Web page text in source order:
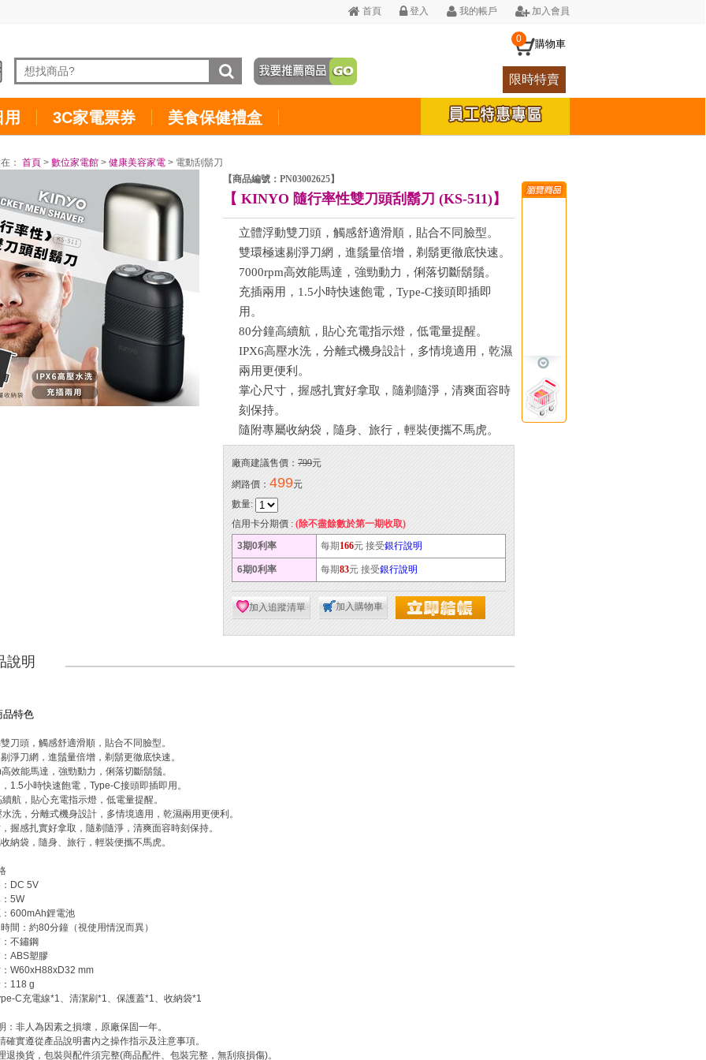
首頁 登入 我的帳戶 加入會員
0 購物車
限時特賣
3C家電票券 美食保健禮盒
： 首頁 > 數位家電館 > 健康美容家電 > 電動刮鬍刀
【商品編號：PN03002625】
【 KINYO 隨行率性雙刀頭刮鬍刀 (KS-511)】
立體浮動雙刀頭，觸感舒適滑順，貼合不同臉型。
雙環極速剔淨刀網，進鬚量倍增，剃鬍更徹底快速。
7000rpm高效能馬達，強勁動力，俐落切斷鬍鬚。
充插兩用，1.5小時快速飽電，Type-C接頭即插即
用。
80分鐘高續航，貼心充電指示燈，低電量提醒。
IPX6高壓水洗，分離式機身設計，多情境適用，乾濕
兩用更便利。
掌心尺寸，握感扎實好拿取，隨剃隨淨，清爽面容時
刻保持。
隨附專屬收納袋，隨身、旅行，輕裝便攜不馬虎。
廠商建議售價： 799元
網路價： 499元
數量:
信用卡分期價 : (除不盡餘數於第一期收取)
3期0利率
每期 166元 接受銀行說明
6期0利率 每期83元 接受銀行說明
加入追蹤清單 加入購物車
說明
品特色
刀頭，觸感舒適滑順，貼合不同臉型。
淨刀網，進鬚量倍增，剃鬍更徹底快速。
效能馬達，強勁動力，俐落切斷鬍鬚。
1.5小時快速飽電，Type-C接頭即插即用。
航，貼心充電指示燈，低電量提醒。
洗，分離式機身設計，多情境適用，乾濕兩用更便利。
握感扎實好拿取，隨剃隨淨，清爽面容時刻保持。
納袋，隨身、旅行，輕裝便攜不馬虎。
DC 5V
5W
600mAh鋰電池
間：約80分鐘（視使用情況而異）
不鏽鋼
ABS塑膠
W60xH88xD32 mm
118 g
C充電線*1、清潔刷*1、保護蓋*1、收納袋*1
：非人為因素之損壞，原廠保固一年。
確實遵從產品說明書內之操作指示及注意事項。
退換貨，包裝與配件須完整(商品配件、包裝完整，無刮痕損傷)。